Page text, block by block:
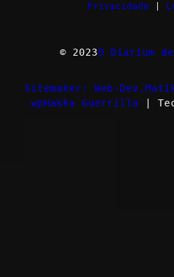
Privacidade
© 2023O Diarium
Sitemaker: Web-
wpHakka Guerrilla |